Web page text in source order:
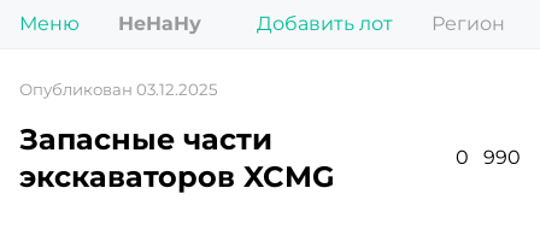
Меню НеНаНу Добавить лот Регион
Опубликован 03.12.2025
Запасные части
экскаваторов XCMG
0 990